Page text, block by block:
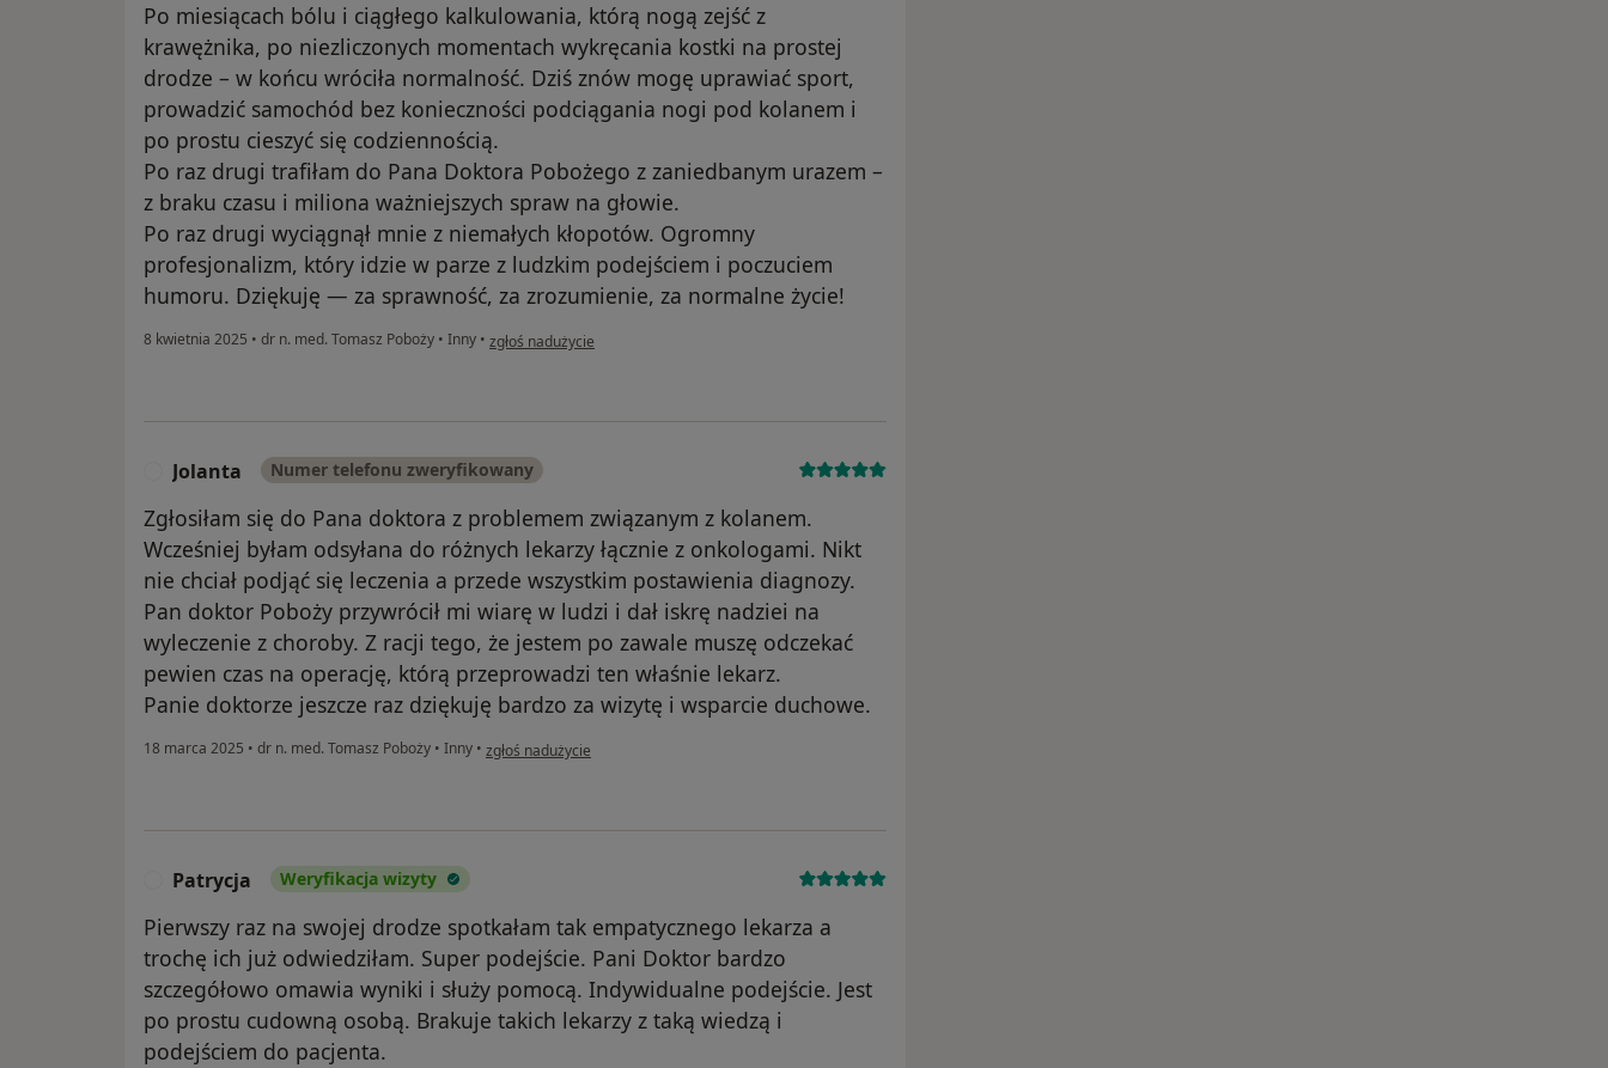
Po miesiącach bólu i ciągłego kalkulowania, którą nogą zejść z
krawężnika, po niezliczonych momentach wykręcania kostki na prostej
drodze – w końcu wróciła normalność. Dziś znów mogę uprawiać sport,
prowadzić samochód bez konieczności podciągania nogi pod kolanem i
po prostu cieszyć się codziennością.
Po raz drugi trafiłam do Pana Doktora Pobożego z zaniedbanym urazem –
z braku czasu i miliona ważniejszych spraw na głowie.
Po raz drugi wyciągnął mnie z niemałych kłopotów. Ogromny
profesjonalizm, który idzie w parze z ludzkim podejściem i poczuciem
humoru. Dziękuję — za sprawność, za zrozumienie, za normalne życie!
8 kwietnia 2025 • dr n. med. Tomasz Poboży • Inny • w opinii użytkownika PB
zgłoś nadużycie
Jolanta Numer telefonu zweryfikowany
Zgłosiłam się do Pana doktora z problemem związanym z kolanem.
Wcześniej byłam odsyłana do różnych lekarzy łącznie z onkologami. Nikt
nie chciał podjąć się leczenia a przede wszystkim postawienia diagnozy.
Pan doktor Poboży przywrócił mi wiarę w ludzi i dał iskrę nadziei na
wyleczenie z choroby. Z racji tego, że jestem po zawale muszę odczekać
pewien czas na operację, którą przeprowadzi ten właśnie lekarz.
Panie doktorze jeszcze raz dziękuję bardzo za wizytę i wsparcie duchowe.
18 marca 2025 • dr n. med. Tomasz Poboży • Inny • w opinii użytkownika Jolanta
zgłoś nadużycie
Patrycja Weryfikacja wizyty
Pierwszy raz na swojej drodze spotkałam tak empatycznego lekarza a
trochę ich już odwiedziłam. Super podejście. Pani Doktor bardzo
szczegółowo omawia wyniki i służy pomocą. Indywidualne podejście. Jest
po prostu cudowną osobą. Brakuje takich lekarzy z taką wiedzą i
podejściem do pacjenta.